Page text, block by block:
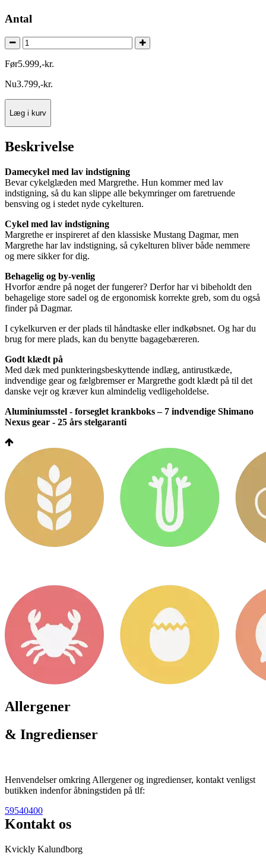
Antal
Før5.999,-kr.
Nu3.799,-kr.
Læg i kurv
Beskrivelse
Damecykel med lav indstigning
Bevar cykelglæden med Margrethe. Hun kommer med lav
indstigning, så du kan slippe alle bekymringer om faretruende
bensving og i stedet nyde cykelturen.
Cykel med lav indstigning
Margrethe er inspireret af den klassiske Mustang Dagmar, men
Margrethe har lav indstigning, så cykelturen bliver både nemmere
og mere sikker for dig.
Behagelig og by-venlig
Hvorfor ændre på noget der fungerer? Derfor har vi bibeholdt den
behagelige store sadel og de ergonomisk korrekte greb, som du også
finder på Dagmar.
I cykelkurven er der plads til håndtaske eller indkøbsnet. Og har du
brug for mere plads, kan du benytte bagagebæreren.
Godt klædt på
Med dæk med punkteringsbeskyttende indlæg, antirustkæde,
indvendige gear og fælgbremser er Margrethe godt klædt på til det
danske vejr og kræver kun almindelig vedligeholdelse.
Aluminiumsstel - forseglet krankboks – 7 indvendige Shimano
Nexus gear - 25 års stelgaranti
Allergener
& Ingredienser
Henvendelser omkring Allergener og ingredienser, kontakt venligst
butikken indenfor åbningstiden på tlf:
59540400
Kontakt os
Kvickly Kalundborg